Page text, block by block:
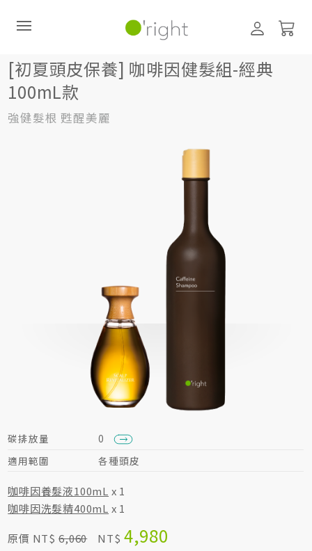
直購訂閱制
居家生活HOME系列
[初夏頭皮保養] 咖啡因健髮組-經典100mL款
[初夏頭皮保養] 咖啡因健髮組-經典
100mL款
強健髮根 甦醒美麗
碳排放量
0
適用範圍
各種頭皮
咖啡因養髮液100mL x 1
咖啡因洗髮精400mL x 1
原價 NT$ 6,060 NT$ 4,980